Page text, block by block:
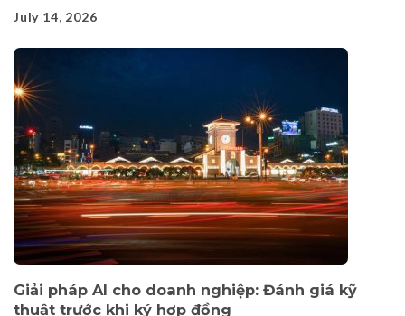
July 14, 2026
Giải pháp AI cho doanh nghiệp: Đánh giá kỹ
thuật trước khi ký hợp đồng